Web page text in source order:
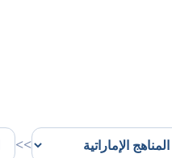
>>